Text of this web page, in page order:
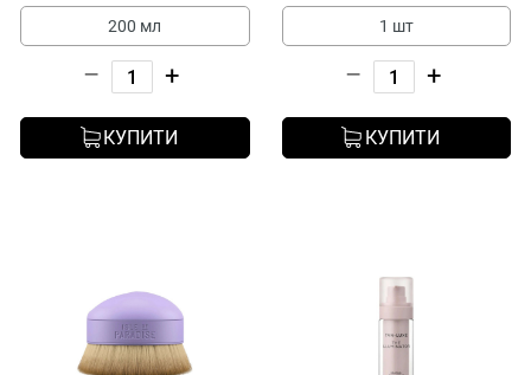
200 мл
– +
КУПИТИ
1 шт
– +
КУПИТИ